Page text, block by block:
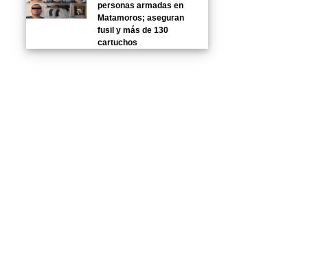
personas armadas en
Matamoros; aseguran
fusil y más de 130
cartuchos